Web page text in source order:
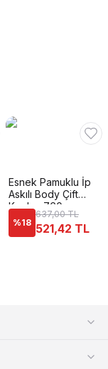
Esnek Pamuklu İp
Askılı Body Çift
Kaplan 760
%18
637,00 TL
521,42 TL